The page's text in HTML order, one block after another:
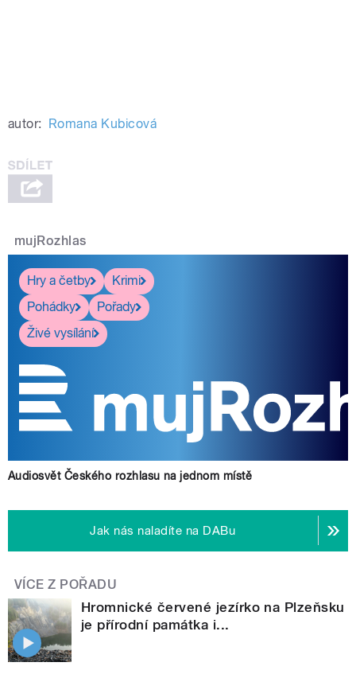
autor: Romana Kubicová
mujRozhlas
Hry a četby
Krimi
Pohádky
Pořady
Živé vysílání
Audiosvět Českého rozhlasu na jednom místě
Jak nás naladíte na DABu
VÍCE Z POŘADU
Hromnické červené jezírko na Plzeňsku
je přírodní památka i...